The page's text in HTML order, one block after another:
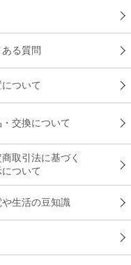
くれると実感しまし
り！
触冷感タイプでは寝付
体の位置を何度も変え
ある質問
ついて
交換について
取引法に基づく
ついて
や生活の豆知識